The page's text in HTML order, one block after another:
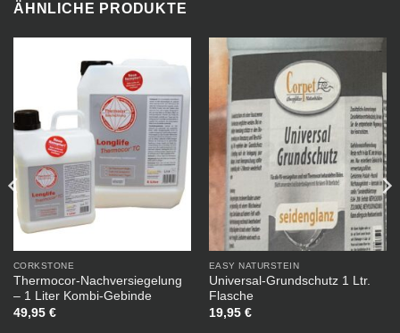
ÄHNLICHE PRODUKTE
CORKSTONE
Thermocor-Nachversiegelung
– 1 Liter Kombi-Gebinde
49,95 €
EASY NATURSTEIN
Universal-Grundschutz 1 Ltr.
Flasche
19,95 €